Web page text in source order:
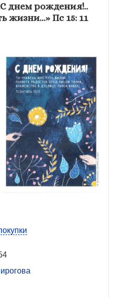
днем рождения!..
жизни...» Пс 15: 11